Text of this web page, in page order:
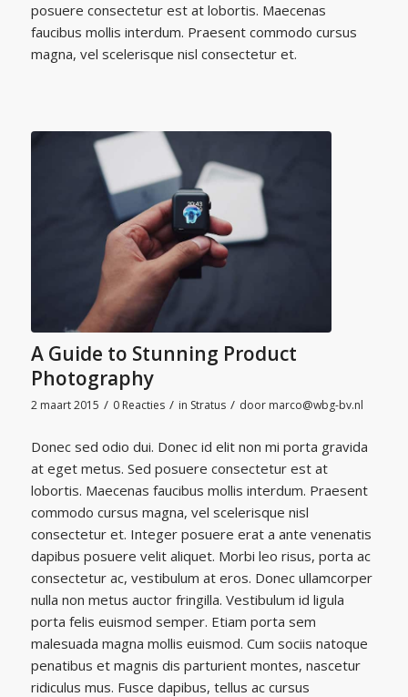
posuere consectetur est at lobortis. Maecenas
faucibus mollis interdum. Praesent commodo cursus
magna, vel scelerisque nisl consectetur et.
A Guide to Stunning Product
Photography
2 maart 2015 / 0 Reacties / in Stratus / door marco@wbg-bv.nl
Donec sed odio dui. Donec id elit non mi porta gravida
at eget metus. Sed posuere consectetur est at
lobortis. Maecenas faucibus mollis interdum. Praesent
commodo cursus magna, vel scelerisque nisl
consectetur et. Integer posuere erat a ante venenatis
dapibus posuere velit aliquet. Morbi leo risus, porta ac
consectetur ac, vestibulum at eros. Donec ullamcorper
nulla non metus auctor fringilla. Vestibulum id ligula
porta felis euismod semper. Etiam porta sem
malesuada magna mollis euismod. Cum sociis natoque
penatibus et magnis dis parturient montes, nascetur
ridiculus mus. Fusce dapibus, tellus ac cursus